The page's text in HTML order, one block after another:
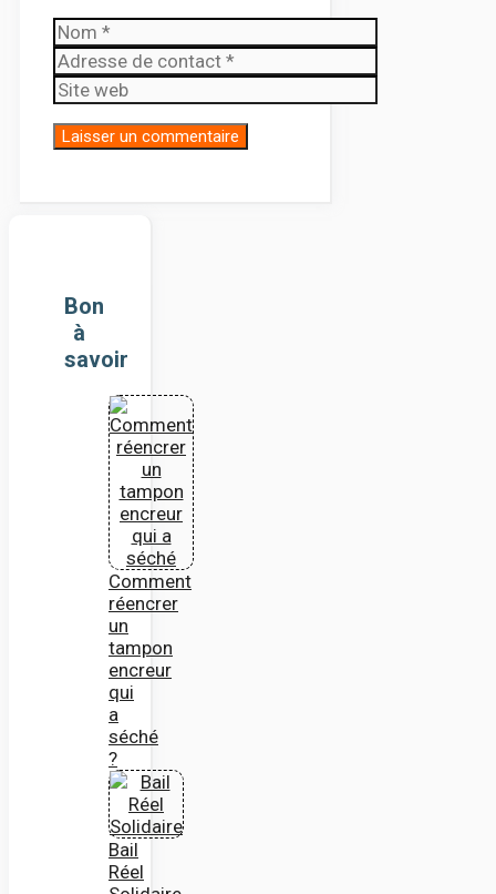
Nom
Adresse
de
contact
Site
web
Bon
à
savoir
Comment
réencrer
un
tampon
encreur
qui
a
séché
?
Bail
Réel